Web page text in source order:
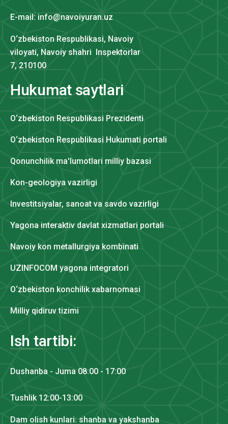
E-mail: info@navoiyuran.uz
O‘zbekiston Respublikasi, Navoiy
viloyati, Navoiy shahri Inspektorlar
7, 210100
Hukumat saytlari
O‘zbekiston Respublikasi Prezidenti
O‘zbekiston Respublikasi Hukumati portali
Qonunchilik ma'lumotlari milliy bazasi
Kon-geologiya vazirligi
Investitsiyalar, sanoat va savdo vazirligi
Yagona interaktiv davlat xizmatlari portali
Navoiy kon metallurgiya kombinati
UZINFOCOM yagona integratori
O‘zbekiston konchilik xabarnomasi
Milliy qidiruv tizimi
Ish tartibi:
Dushanba - Juma 08:00 - 17:00
Tushlik 12:00-13:00
Dam olish kunlari: shanba va yakshanba